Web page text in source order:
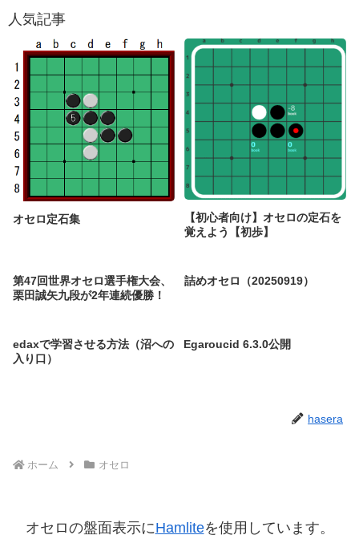
人気記事
オセロ定石集
【初心者向け】オセロの定石を
覚えよう【初歩】
第47回世界オセロ選手権大会、
栗田誠矢九段が2年連続優勝！
詰めオセロ（20250919）
edaxで学習させる方法（沼への
入り口）
Egaroucid 6.3.0公開
hasera
ホーム オセロ
オセロの盤面表示にHamliteを使用しています。